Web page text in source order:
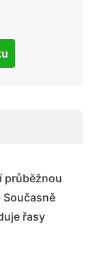
průběžnou
řasy